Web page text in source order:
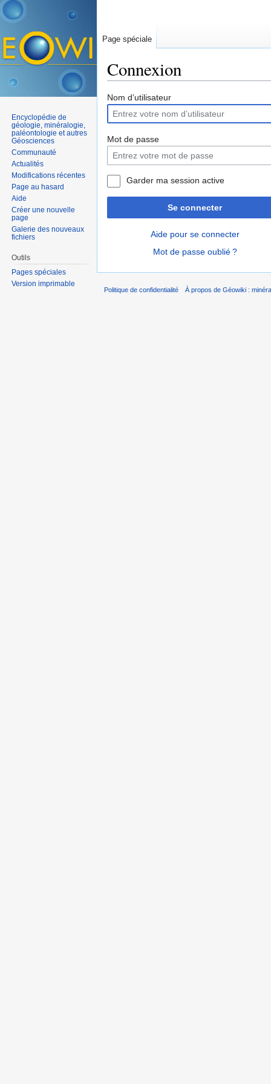
Connexion
Nom d’utilisateur
Mot de passe
Garder ma session active
Se connecter
Aide pour se connecter
Mot de passe oublié ?
Page spéciale
Encyclopédie de
géologie, minéralogie,
paléontologie et autres
Géosciences
Communauté
Actualités
Modifications récentes
Page au hasard
Aide
Créer une nouvelle
page
Galerie des nouveaux
fichiers
Outils
Pages spéciales
Version imprimable
Politique de confidentialité À propos de Géowiki :